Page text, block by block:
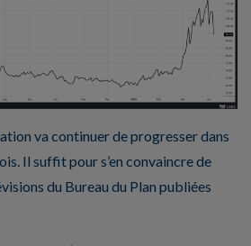
va continuer de progresser dans
Il suffit pour s’en convaincre de
du Bureau du Plan publiées